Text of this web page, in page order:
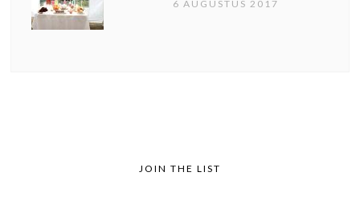
6 AUGUSTUS 2017
JOIN THE LIST